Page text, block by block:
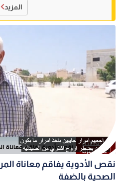
المزيد
نقص الأدوية يفاقم معاناة
الصحية بالضفة